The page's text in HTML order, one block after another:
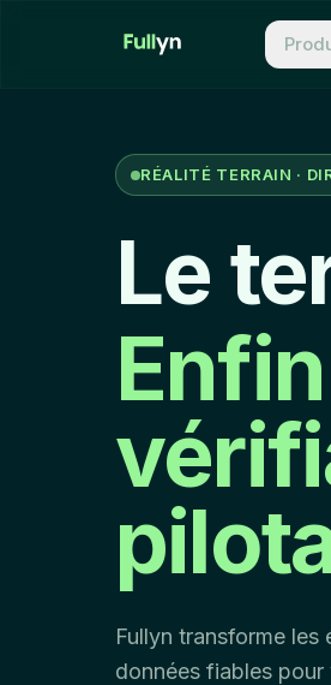
RÉALITÉ TERRAIN ·
Le
Fullyn transforme les
données fiables